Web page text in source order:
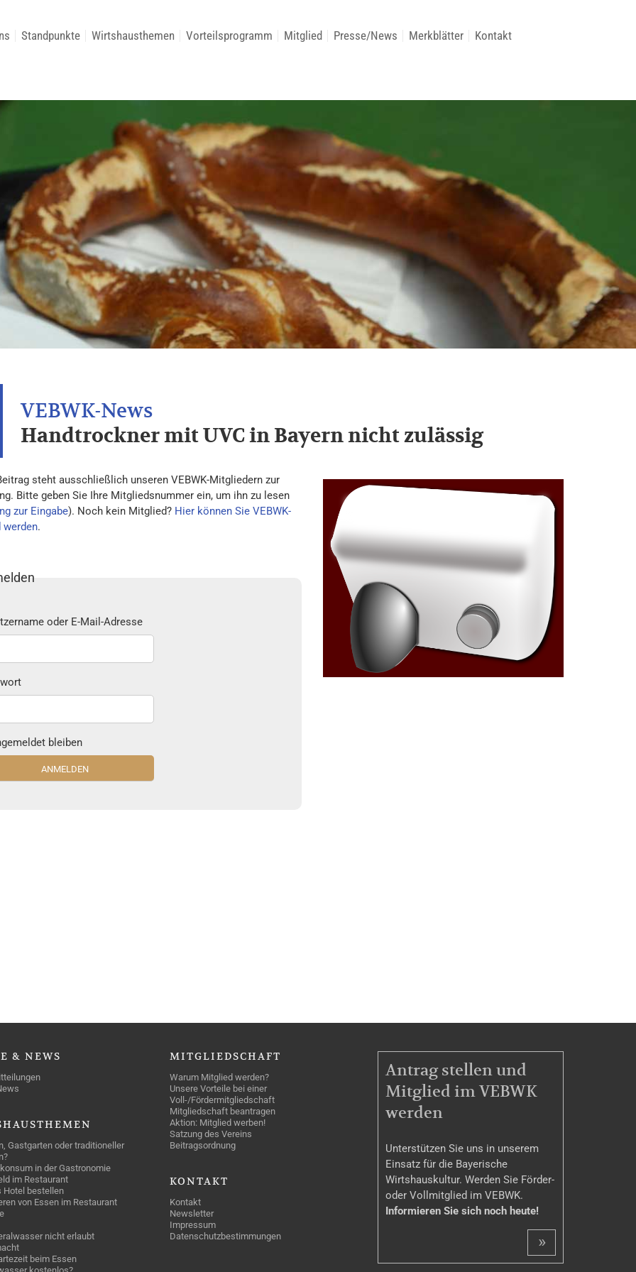
Standpunkte Wirtshausthemen Vorteilsprogramm Mitglied Presse/News Merkblätter Kontakt
Handtrockner mit UVC in Bayern nicht zulässig
steht ausschließlich unseren VEBWK-Mitgliedern zur
Bitte geben Sie Ihre Mitgliedsnummer ein, um ihn zu lesen
zur Eingabe). Noch kein Mitglied? Hier können Sie VEBWK-
.
oder E-Mail-Adresse
bleiben
& NEWS
Gastgarten oder traditioneller
in der Gastronomie
im Restaurant
Hotel bestellen
von Essen im Restaurant
nicht erlaubt
beim Essen
MITGLIEDSCHAFT
Warum Mitglied werden?
Unsere Vorteile bei einer
Voll-/Fördermitgliedschaft
Mitgliedschaft beantragen
Aktion: Mitglied werben!
Satzung des Vereins
Beitragsordnung
KONTAKT
Kontakt
Newsletter
Impressum
Datenschutzbestimmungen
MITGLIEDSCHAFT
Antrag stellen und
Mitglied im VEBWK
werden
Unterstützen Sie uns in unserem
Einsatz für die Bayerische
Wirtshauskultur. Werden Sie Förder-
oder Vollmitglied im VEBWK.
Informieren Sie sich noch heute!
»